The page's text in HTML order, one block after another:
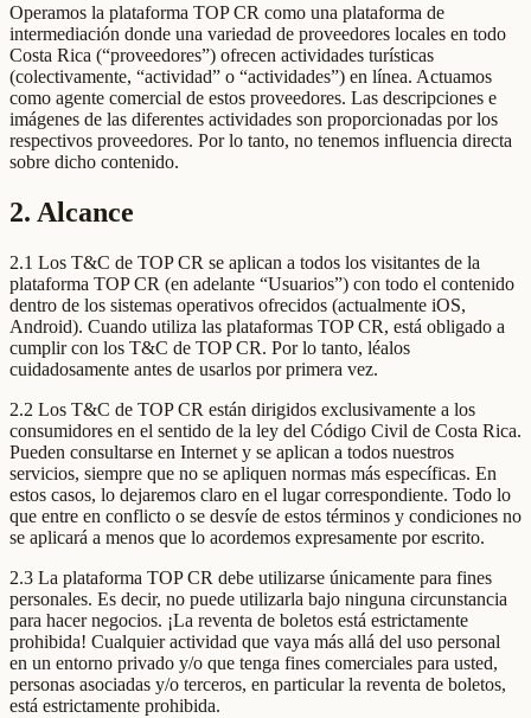
Operamos la plataforma TOP CR como una plataforma de
intermediación donde una variedad de proveedores locales en todo
Costa Rica (“proveedores”) ofrecen actividades turísticas
(colectivamente, “actividad” o “actividades”) en línea. Actuamos
como agente comercial de estos proveedores. Las descripciones e
imágenes de las diferentes actividades son proporcionadas por los
respectivos proveedores. Por lo tanto, no tenemos influencia directa
sobre dicho contenido.
2. Alcance
2.1 Los T&C de TOP CR se aplican a todos los visitantes de la
plataforma TOP CR (en adelante “Usuarios”) con todo el contenido
dentro de los sistemas operativos ofrecidos (actualmente iOS,
Android). Cuando utiliza las plataformas TOP CR, está obligado a
cumplir con los T&C de TOP CR. Por lo tanto, léalos
cuidadosamente antes de usarlos por primera vez.
2.2 Los T&C de TOP CR están dirigidos exclusivamente a los
consumidores en el sentido de la ley del Código Civil de Costa Rica.
Pueden consultarse en Internet y se aplican a todos nuestros
servicios, siempre que no se apliquen normas más específicas. En
estos casos, lo dejaremos claro en el lugar correspondiente. Todo lo
que entre en conflicto o se desvíe de estos términos y condiciones no
se aplicará a menos que lo acordemos expresamente por escrito.
2.3 La plataforma TOP CR debe utilizarse únicamente para fines
personales. Es decir, no puede utilizarla bajo ninguna circunstancia
para hacer negocios. ¡La reventa de boletos está estrictamente
prohibida! Cualquier actividad que vaya más allá del uso personal
en un entorno privado y/o que tenga fines comerciales para usted,
personas asociadas y/o terceros, en particular la reventa de boletos,
está estrictamente prohibida.